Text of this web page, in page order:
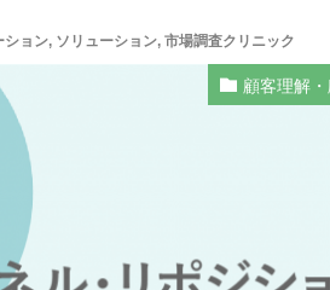
ション, ソリューション, 市場調査クリニック
顧客理解